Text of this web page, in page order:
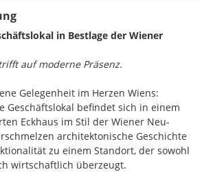
in Bestlage der Wiener
auf moderne Präsenz.
Gelegenheit im Herzen Wiens:
Geschäftslokal befindet sich in einem
Eckhaus im Stil der Wiener Neu-
architektonische Geschichte
zu einem Standort, der sowohl
wirtschaftlich überzeugt.